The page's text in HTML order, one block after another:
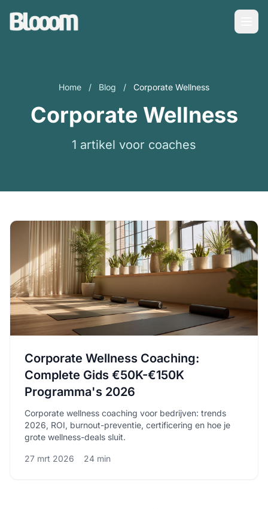
Home / Blog / Corporate Wellness
Corporate Wellness
1 artikel voor coaches
Corporate Wellness Coaching:
Complete Gids €50K-€150K
Programma's 2026
Corporate wellness coaching voor bedrijven: trends
2026, ROI, burnout-preventie, certificering en hoe je
grote wellness-deals sluit.
27 mrt 2026 24 min